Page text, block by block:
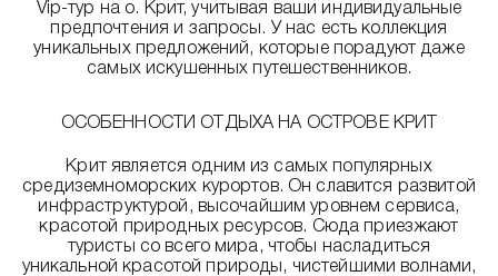
Vip-тур на о. Крит, учитывая ваши индивидуальные
предпочтения и запросы. У нас есть коллекция
уникальных предложений, которые порадуют даже
самых искушенных путешественников.
ОСОБЕННОСТИ ОТДЫХА НА ОСТРОВЕ КРИТ
Крит является одним из самых популярных
средиземноморских курортов. Он славится развитой
инфраструктурой, высочайшим уровнем сервиса,
красотой природных ресурсов. Сюда приезжают
туристы со всего мира, чтобы насладиться
уникальной красотой природы, чистейшими волнами,